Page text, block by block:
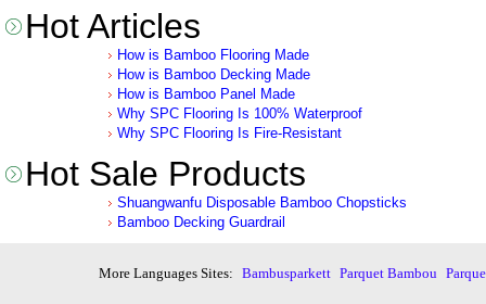
Hot Articles
How is Bamboo Flooring Made
How is Bamboo Decking Made
How is Bamboo Panel Made
Why SPC Flooring Is 100% Waterproof
Why SPC Flooring Is Fire-Resistant
Hot Sale Products
Shuangwanfu Disposable Bamboo Chopsticks
Bamboo Decking Guardrail
More Languages Sites: Bambusparkett Parquet Bambou